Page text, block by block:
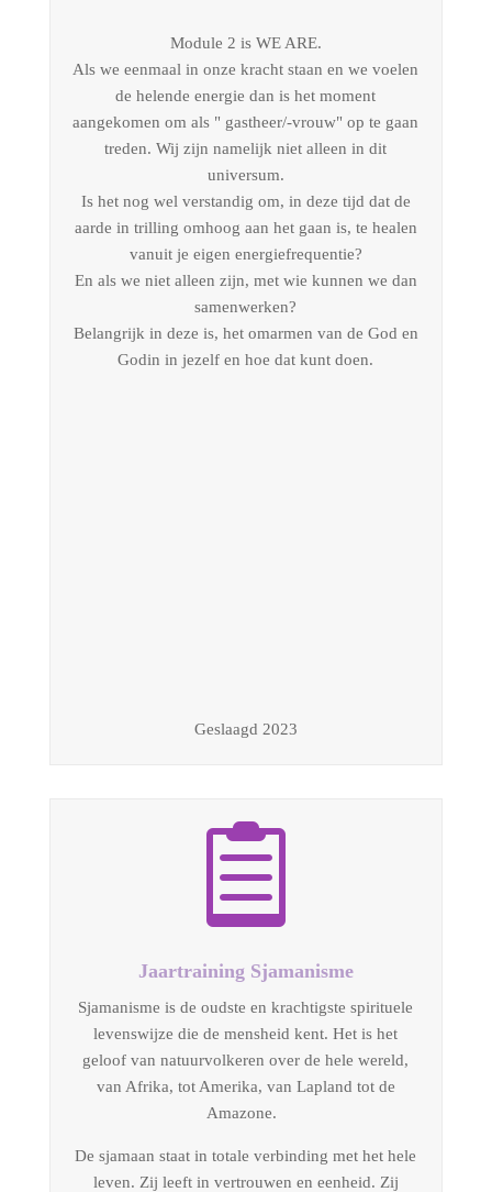
Module 2 is WE ARE.
Als we eenmaal in onze kracht staan en we voelen
de helende energie dan is het moment
aangekomen om als " gastheer/-vrouw" op te gaan
treden. Wij zijn namelijk niet alleen in dit
universum.
Is het nog wel verstandig om, in deze tijd dat de
aarde in trilling omhoog aan het gaan is, te healen
vanuit je eigen energiefrequentie?
En als we niet alleen zijn, met wie kunnen we dan
samenwerken?
Belangrijk in deze is, het omarmen van de God en
Godin in jezelf en hoe dat kunt doen.
Geslaagd 2023

Jaartraining Sjamanisme
Sjamanisme is de oudste en krachtigste spirituele
levenswijze die de mensheid kent. Het is het
geloof van natuurvolkeren over de hele wereld,
van Afrika, tot Amerika, van Lapland tot de
Amazone.
De sjamaan staat in totale verbinding met het hele
leven. Zij leeft in vertrouwen en eenheid. Zij